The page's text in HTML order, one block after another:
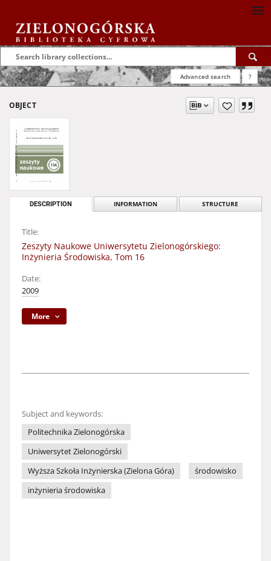
Advanced search ?
OBJECT
DESCRIPTION INFORMATION STRUCTURE
Title:
Zeszyty Naukowe Uniwersytetu Zielonogórskiego:
Inżynieria Środowiska, Tom 16
Date:
2009
More
Subject and keywords:
Politechnika Zielonogórska
Uniwersytet Zielonogórski
Wyższa Szkoła Inżynierska (Zielona Góra)
środowisko
inżynieria środowiska